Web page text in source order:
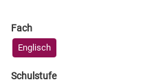
Fach
Englisch
Schulstufe